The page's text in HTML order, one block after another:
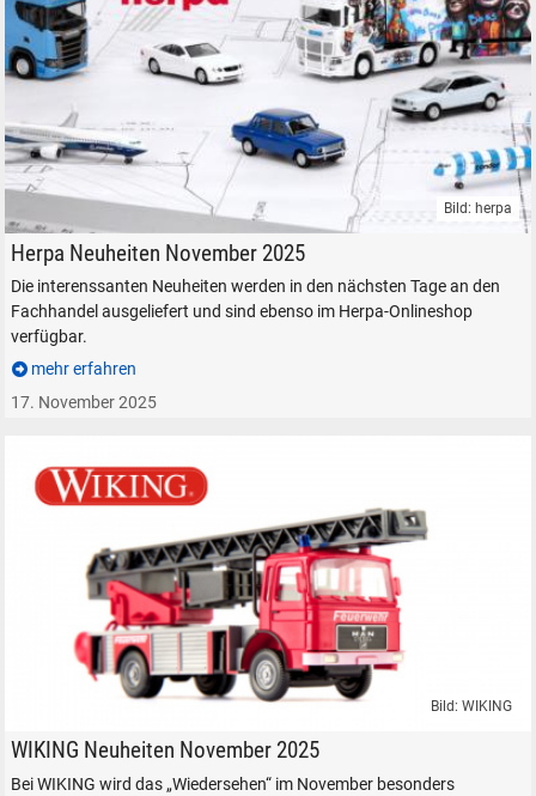
Herpa Fahrzeuge Flugzeuge Auto Modelle LKW PKW
Bild: herpa
Herpa Neuheiten November 2025
Die interenssanten Neuheiten werden in den nächsten Tage an den
Fachhandel ausgeliefert und sind ebenso im Herpa-Onlineshop
verfügbar.
mehr erfahren
17. November 2025
WIKING Feuerwehr Drehleiter MAN Neuheiten November 2025
Bild: WIKING
WIKING Neuheiten November 2025
Bei WIKING wird das „Wiedersehen“ im November besonders
Durchsuchen
Suche ...
suchen Abbrechen